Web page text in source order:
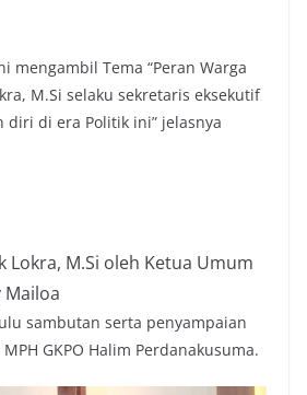
mengambil Tema “Peran Warga
M.Si selaku sekretaris eksekutif
diri di era Politik ini” jelasnya
M.Si oleh Ketua Umum
Mailoa
sambutan serta penyampaian
GKPO Halim Perdanakusuma.